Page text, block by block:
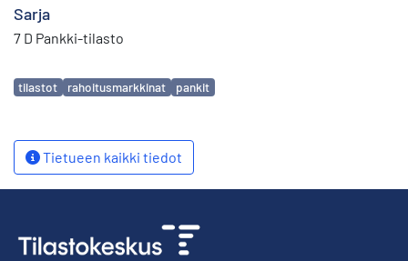
Sarja
7 D Pankki-tilasto
Avainsanat
tilastot rahoitusmarkkinat pankit
Tietueen kaikki tiedot